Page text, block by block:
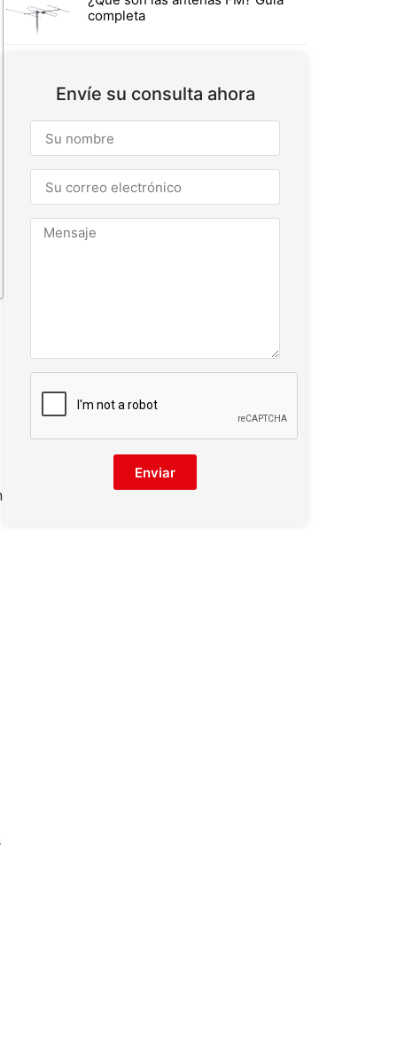
completa
Envíe su consulta ahora
Enviar